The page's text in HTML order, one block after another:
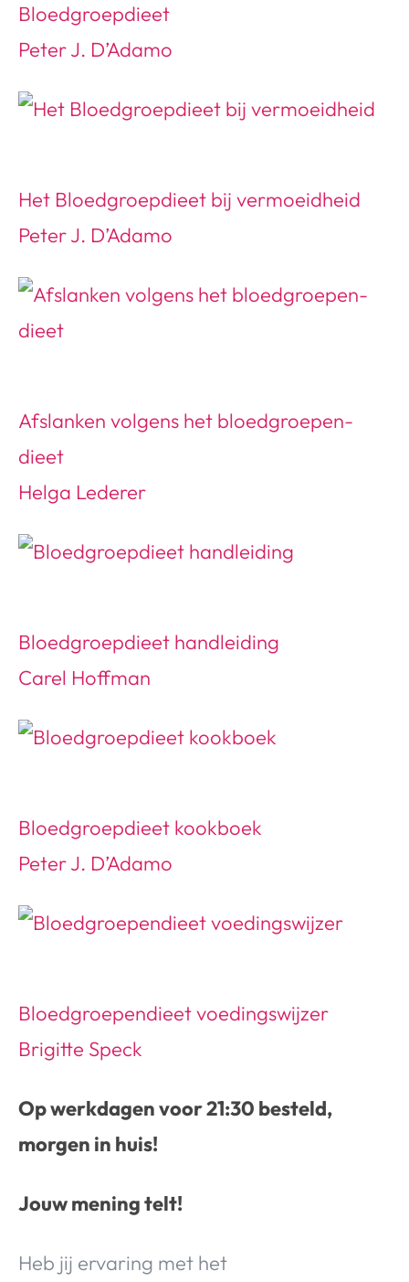
Bloedgroepdieet
Peter J. D’Adamo
Het Bloedgroepdieet bij vermoeidheid
Peter J. D’Adamo
Afslanken volgens het bloedgroepen-
dieet
Helga Lederer
Bloedgroepdieet handleiding
Carel Hoffman
Bloedgroepdieet kookboek
Peter J. D’Adamo
Bloedgroependieet voedingswijzer
Brigitte Speck
Op werkdagen voor 21:30 besteld,
morgen in huis!
Jouw mening telt!
Heb jij ervaring met het